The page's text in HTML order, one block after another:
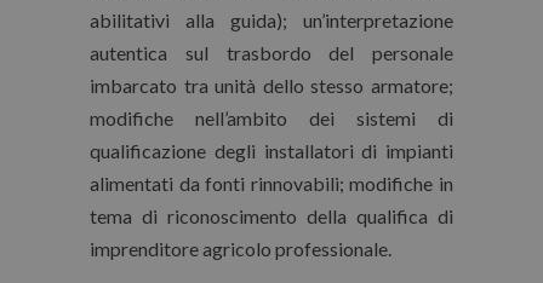
abilitativi alla guida); un’interpretazione
autentica sul trasbordo del personale
imbarcato tra unità dello stesso armatore;
modifiche nell’ambito dei sistemi di
qualificazione degli installatori di impianti
alimentati da fonti rinnovabili; modifiche in
tema di riconoscimento della qualifica di
imprenditore agricolo professionale.